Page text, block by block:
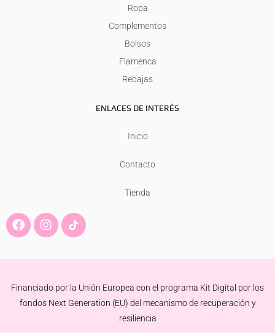
Ropa
Complementos
Bolsos
Flamenca
Rebajas
ENLACES DE INTERÉS
Inicio
Contacto
Tienda
F
a
e
o
k
I
n
t
r
a
Financiado por la Unión Europea con el programa Kit Digital por los
fondos Next Generation (EU) del mecanismo de recuperación y
resiliencia